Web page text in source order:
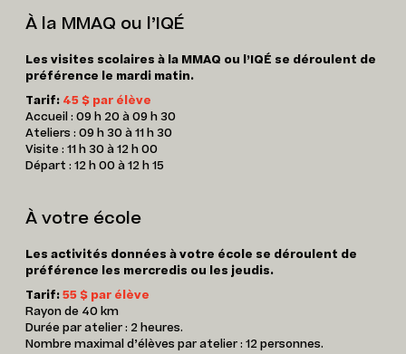
À la MMAQ ou l’IQÉ
Les visites scolaires à la MMAQ ou l’IQÉ se déroulent de
préférence le mardi matin.
Tarif: 45 $ par élève
Accueil : 09 h 20 à 09 h 30
Ateliers : 09 h 30 à 11 h 30
Visite : 11 h 30 à 12 h 00
Départ : 12 h 00 à 12 h 15
À votre école
Les activités données à votre école se déroulent de
préférence les mercredis ou les jeudis.
Tarif:55 $ par élève
Rayon de 40 km
Durée par atelier : 2 heures.
Nombre maximal d’élèves par atelier : 12 personnes.